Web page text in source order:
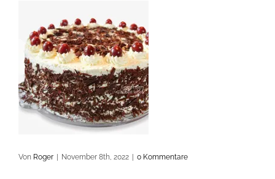
Von Roger November 8th, 2022 0 Kommentare